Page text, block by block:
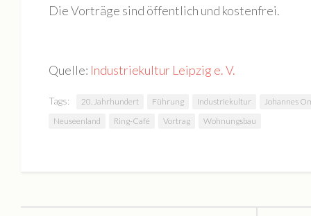
2. Monopol-Turnier Boule
Open Monopol II
24-Stunden-Ausstellung
Die Vorträge sind öffentlich und kostenfrei.
Quelle: Industriekultur Leipzig e. V.
Tags: 20. Jahrhundert Führung Industriekultur
Johannes
Neuseenland
Ring-Café Vortrag Wohnungsbau